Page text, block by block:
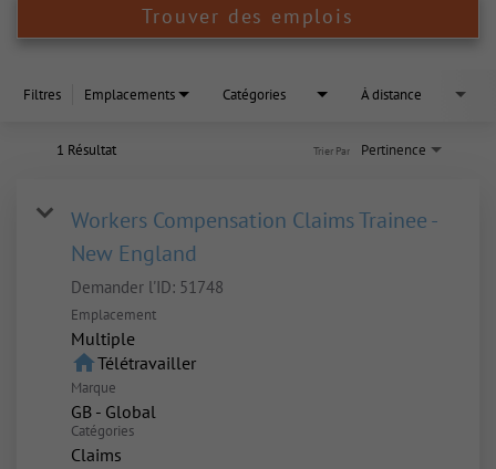
Trouver des emplois
Filtres Emplacements Catégories À distance
1 Résultat Pertinence
Trier Par
Workers Compensation Claims Trainee -
New England
Demander l'ID: 51748
Emplacement
Multiple
homeTélétravailler
Marque
GB - Global
Catégories
Claims